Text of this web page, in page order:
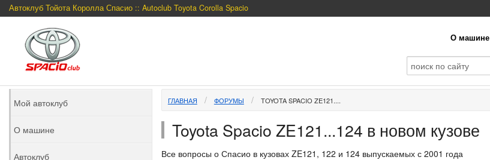
Автоклуб Тойота Королла Спасио :: Autoclub Toyota Corolla Spacio
О машине
ГЛАВНАЯ ФОРУМЫ TOYOTA SPACIO ZE121....
Toyota Spacio ZE121...124 в новом кузове
Все вопросы о Спасио в кузовах ZE121, 122 и 124 выпускаемых с 2001 года
Мой автоклуб
О машине
Автоклуб